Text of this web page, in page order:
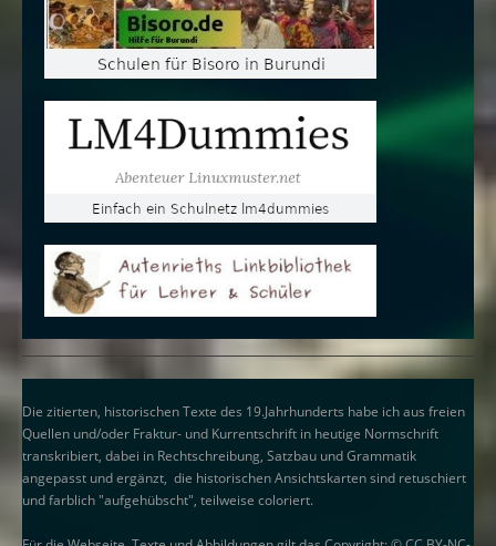
Die zitierten, historischen Texte des 19.Jahrhunderts habe ich aus freien
Quellen und/oder Fraktur- und Kurrentschrift in heutige Normschrift
transkribiert, dabei in Rechtschreibung, Satzbau und Grammatik
angepasst und ergänzt, die historischen Ansichtskarten sind retuschiert
und farblich "aufgehübscht", teilweise coloriert.